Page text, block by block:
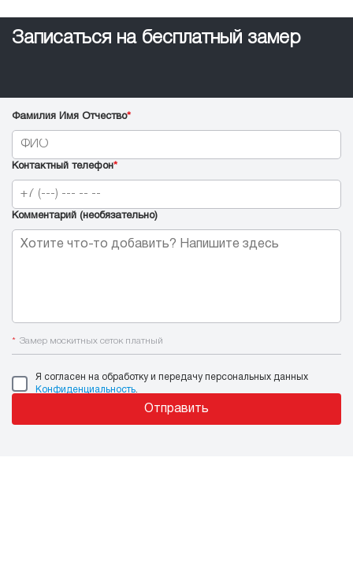
Записаться на бесплатный замер
Фамилия Имя Отчество
Контактный телефон
Комментарий (необязательно)
Замер москитных сеток платный
Я согласен на обработку и передачу персональных данных
Конфиденциальность.
Отправить